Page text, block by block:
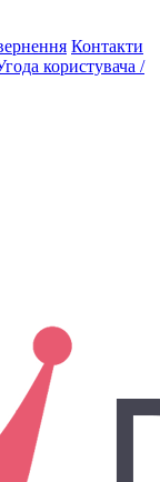
Контакти
користувача /